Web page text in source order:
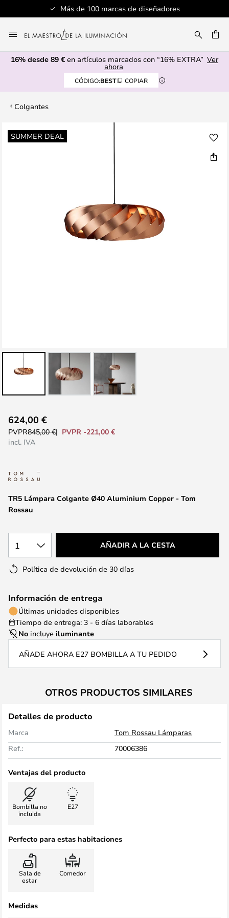
Más de 100 marcas de diseñadores
al
contenido
16% desde 89 € en artículos marcados con “16% EXTRA” Ver
ahora
CÓDIGO:BEST COPIAR
Colgantes
SUMMER DEAL
Saltar
al
comienzo
galería
imágenes
TR5 Lámpara Colgante Ø40 Aluminium Copper - Tom
Rossau
624,00 €
PVPR845,00 €
PVPR -221,00 €
incl. IVA
1 AÑADIR A LA CESTA
Política de devolución de 30 días
Información de entrega
Últimas unidades disponibles
Tiempo de entrega: 3 - 6 días laborables
No incluye iluminante
AÑADE AHORA E27 BOMBILLA A TU PEDIDO
OTROS PRODUCTOS SIMILARES
Detalles de producto
Marca
Tom Rossau Lámparas
Ref.:
70006386
Ventajas del producto
Bombilla no
incluida
E27
Perfecto para estas habitaciones
Sala de
estar
Comedor
Medidas